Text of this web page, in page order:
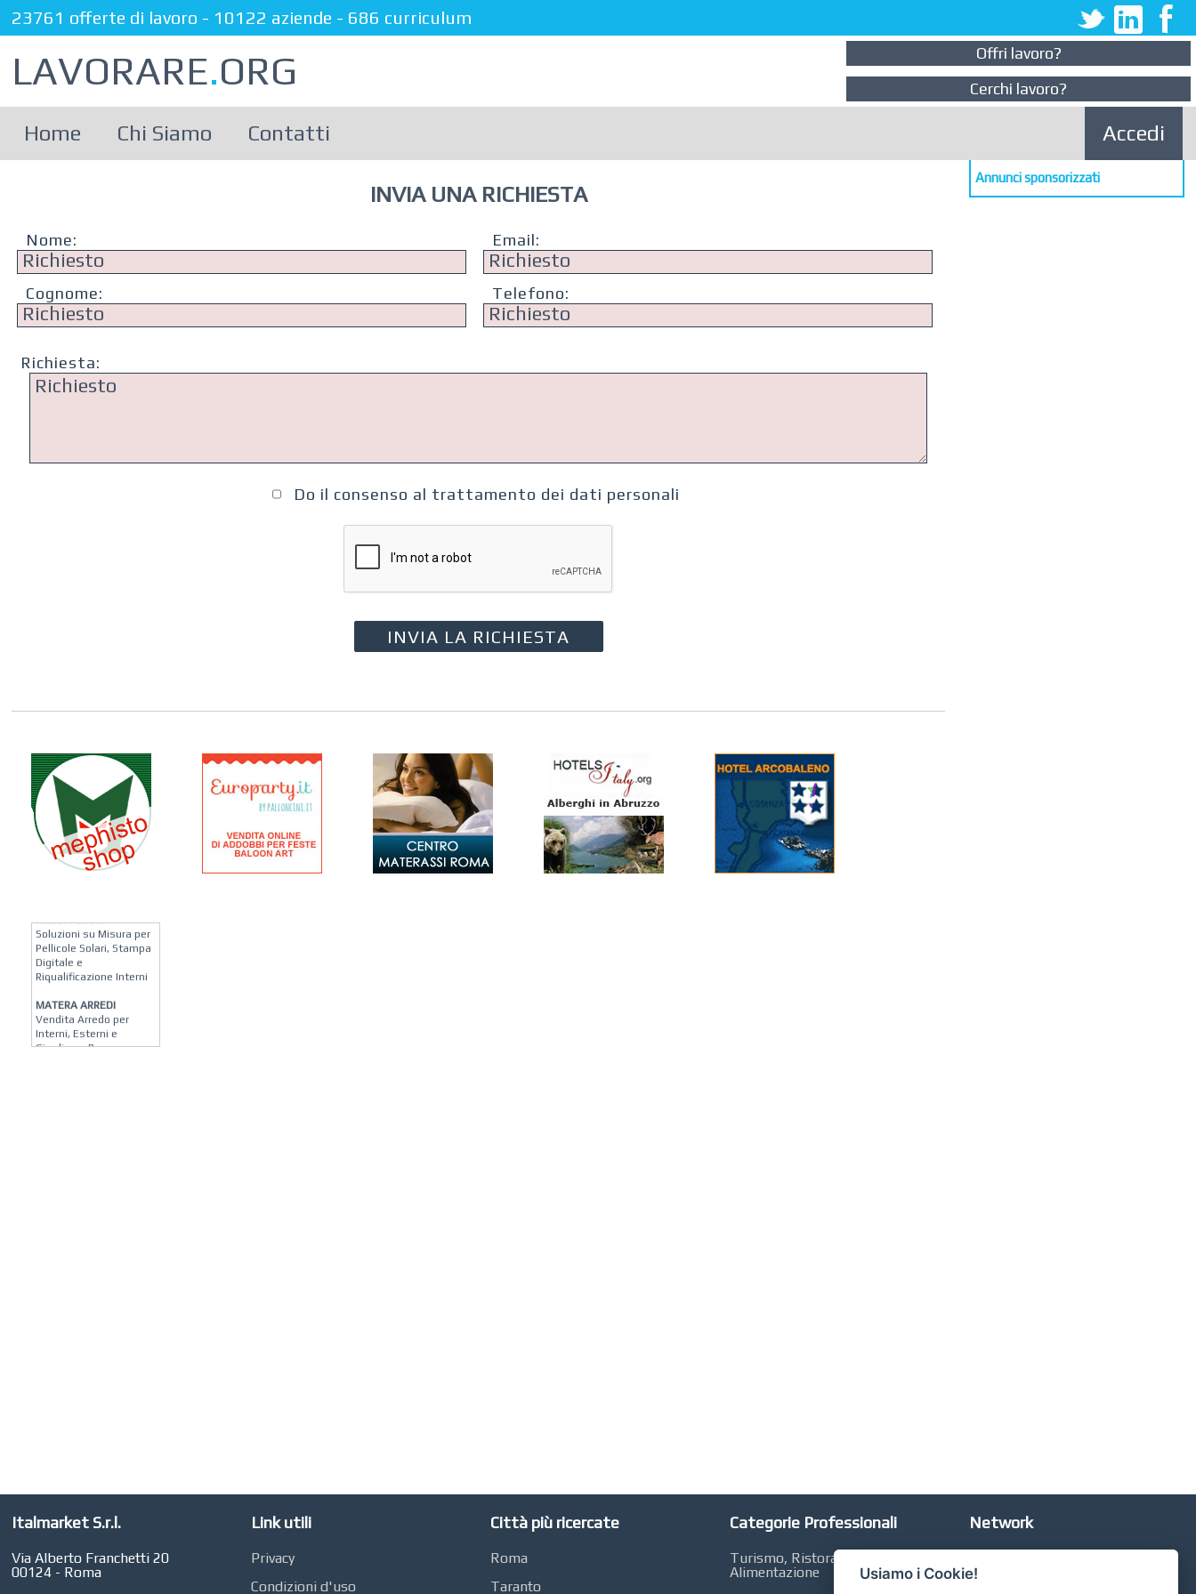
23761 offerte di lavoro - 10122 aziende - 686 curriculum
LAVORARE.ORG
Offri lavoro?
Cerchi lavoro?
Home Chi Siamo Contatti Accedi
INVIA UNA RICHIESTA
Nome:
Cognome:
Email:
Telefono:
Richiesta:
Do il consenso al trattamento dei dati personali
Soluzioni su Misura per
Pellicole Solari, Stampa
Digitale e
Riqualificazione Interni
MATERA ARREDI
Vendita Arredo per
Interni, Esterni e
Giardino a Roma
Annunci sponsorizzati
Italmarket S.r.l.
Via Alberto Franchetti 20
00124 - Roma
Link utili
Privacy
Condizioni d'uso
Città più ricercate
Roma
Taranto
Categorie Professionali
Turismo, Ristorazione,
Alimentazione
Network
Usiamo i Cookie!